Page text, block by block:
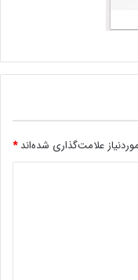
علامت‌گذاری شده‌اند*